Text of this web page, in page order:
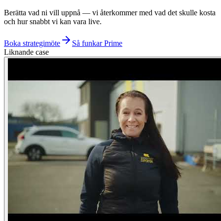
Berätta vad ni vill uppnå — vi återkommer med vad det skulle kosta
och hur snabbt vi kan vara live.
Boka strategimöte Så funkarPrime
Liknande case